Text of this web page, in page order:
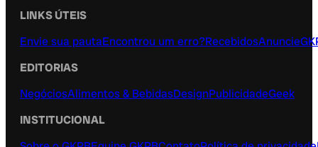
LINKS ÚTEIS
Envie sua pautaEncontrou um erro?RecebidosAnuncie
EDITORIAS
NegóciosAlimentos & BebidasDesignPublicidadeGeek
INSTITUCIONAL